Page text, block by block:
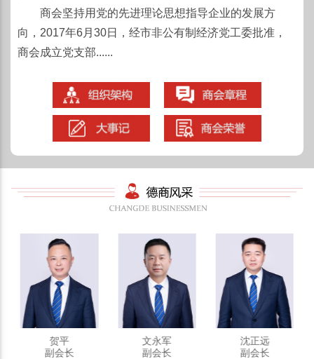
商会坚持用党的先进理论思想指导企业的发展方
向，2017年6月30日，经市非公有制经济党工委批准，
商会成立党支部......
贺平
副会长
文永军
副会长
沈正远
副会长